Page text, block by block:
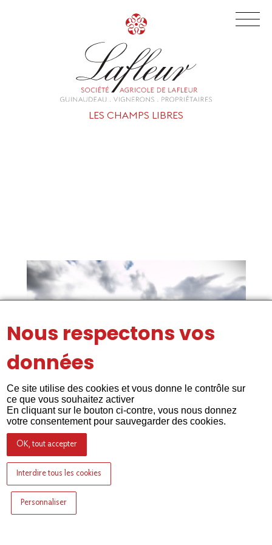
LES CHAMPS LIBRES
Nous respectons vos
données
Ce site utilise des cookies et vous donne le contrôle sur
ce que vous souhaitez activer
En cliquant sur le bouton ci-contre, vous nous donnez
votre consentement pour sauvegarder des cookies.
OK, tout accepter
Interdire tous les cookies
Personnaliser